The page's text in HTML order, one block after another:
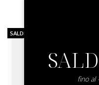
SALDI
fino al